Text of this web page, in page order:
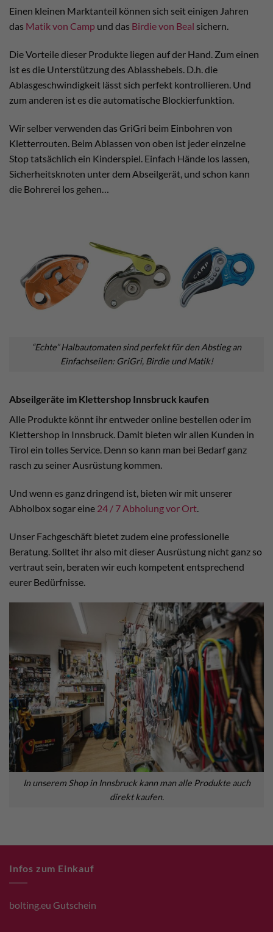
Einen kleinen Marktanteil können sich seit einigen Jahren
das Matik von Camp und das Birdie von Beal sichern.
Die Vorteile dieser Produkte liegen auf der Hand. Zum einen
ist es die Unterstützung des Ablasshebels. D.h. die
Ablasgeschwindigkeit lässt sich perfekt kontrollieren. Und
zum anderen ist es die automatische Blockierfunktion.
Wir selber verwenden das GriGri beim Einbohren von
Kletterrouten. Beim Ablassen von oben ist jeder einzelne
Stop tatsächlich ein Kinderspiel. Einfach Hände los lassen,
Sicherheitsknoten unter dem Abseilgerät, und schon kann
die Bohrerei los gehen…
“Echte” Halbautomaten sind perfekt für den Abstieg an
Einfachseilen: GriGri, Birdie und Matik!
Abseilgeräte im Klettershop Innsbruck kaufen
Alle Produkte könnt ihr entweder online bestellen oder im
Klettershop in Innsbruck. Damit bieten wir allen Kunden in
Tirol ein tolles Service. Denn so kann man bei Bedarf ganz
rasch zu seiner Ausrüstung kommen.
Und wenn es ganz dringend ist, bieten wir mit unserer
Abholbox sogar eine 24 / 7 Abholung vor Ort.
Unser Fachgeschäft bietet zudem eine professionelle
Beratung. Solltet ihr also mit dieser Ausrüstung nicht ganz so
vertraut sein, beraten wir euch kompetent entsprechend
eurer Bedürfnisse.
In unserem Shop in Innsbruck kann man alle Produkte auch
direkt kaufen.
Infos zum Einkauf
bolting.eu Gutschein